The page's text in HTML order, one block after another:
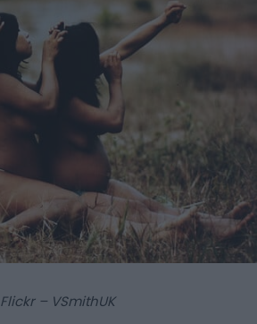
Flickr – VSmithUK